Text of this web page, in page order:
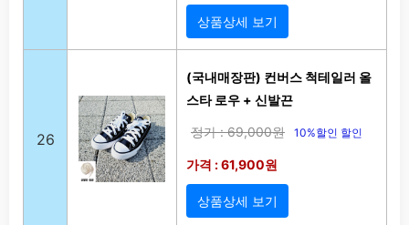
상품상세 보기
26
(국내매장판) 컨버스 척테일러 올
스타 로우 + 신발끈
정가 : 69,000원 10%할인 할인
가격 : 61,900원
상품상세 보기